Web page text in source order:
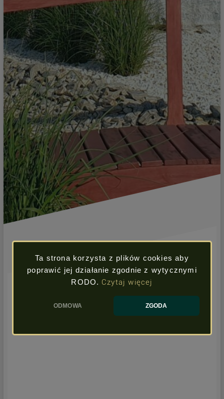
Ta strona korzysta z plików cookies aby
poprawić jej działanie zgodnie z wytycznymi
RODO. Czytaj więcej
ODMOWA ZGODA